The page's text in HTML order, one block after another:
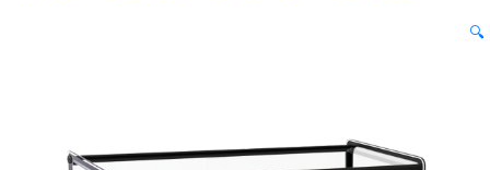
🔍